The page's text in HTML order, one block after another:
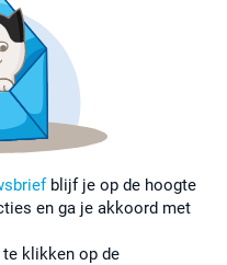
blijf je op de hoogte
en ga je akkoord met
klikken op de